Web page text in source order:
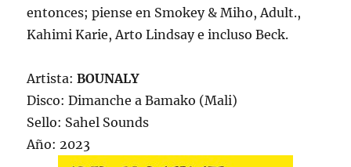
entonces; piense en Smokey & Miho, Adult.,
Kahimi Karie, Arto Lindsay e incluso Beck.
Artista:BOUNALY
Disco: Dimanche a Bamako (Mali)
Sello: Sahel Sounds
Año: 2023